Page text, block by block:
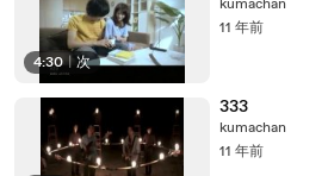
4:30 | 次
kumachan
11 年前
333
kumachan
11 年前